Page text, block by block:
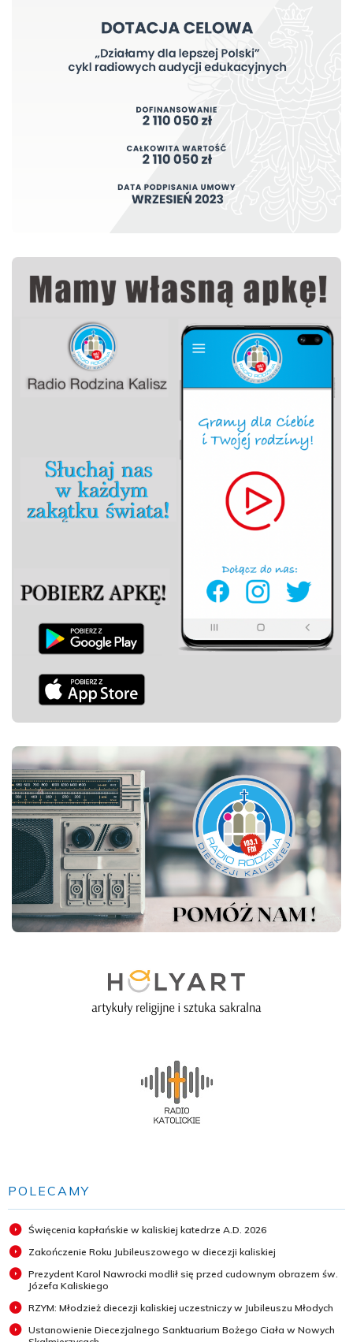
POLECAMY
Święcenia kapłańskie w kaliskiej katedrze A.D. 2026
Zakończenie Roku Jubileuszowego w diecezji kaliskiej
Prezydent Karol Nawrocki modlił się przed cudownym obrazem św.
Józefa Kaliskiego
RZYM: Młodzież diecezji kaliskiej uczestniczy w Jubileuszu Młodych
Ustanowienie Diecezjalnego Sanktuarium Bożego Ciała w Nowych